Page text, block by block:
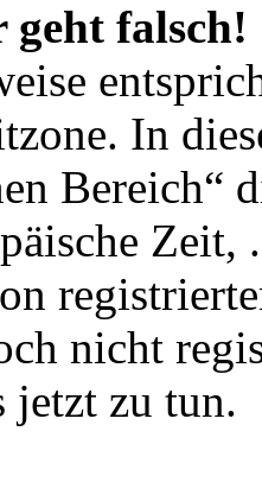
falsch!
In
Bereich“
Zeit,
nicht
jetzt zu tun.